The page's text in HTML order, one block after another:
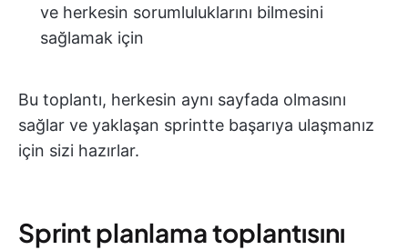
ve herkesin sorumluluklarını bilmesini
sağlamak için
Bu toplantı, herkesin aynı sayfada olmasını
sağlar ve yaklaşan sprintte başarıya ulaşmanız
için sizi hazırlar.
Sprint planlama toplantısını